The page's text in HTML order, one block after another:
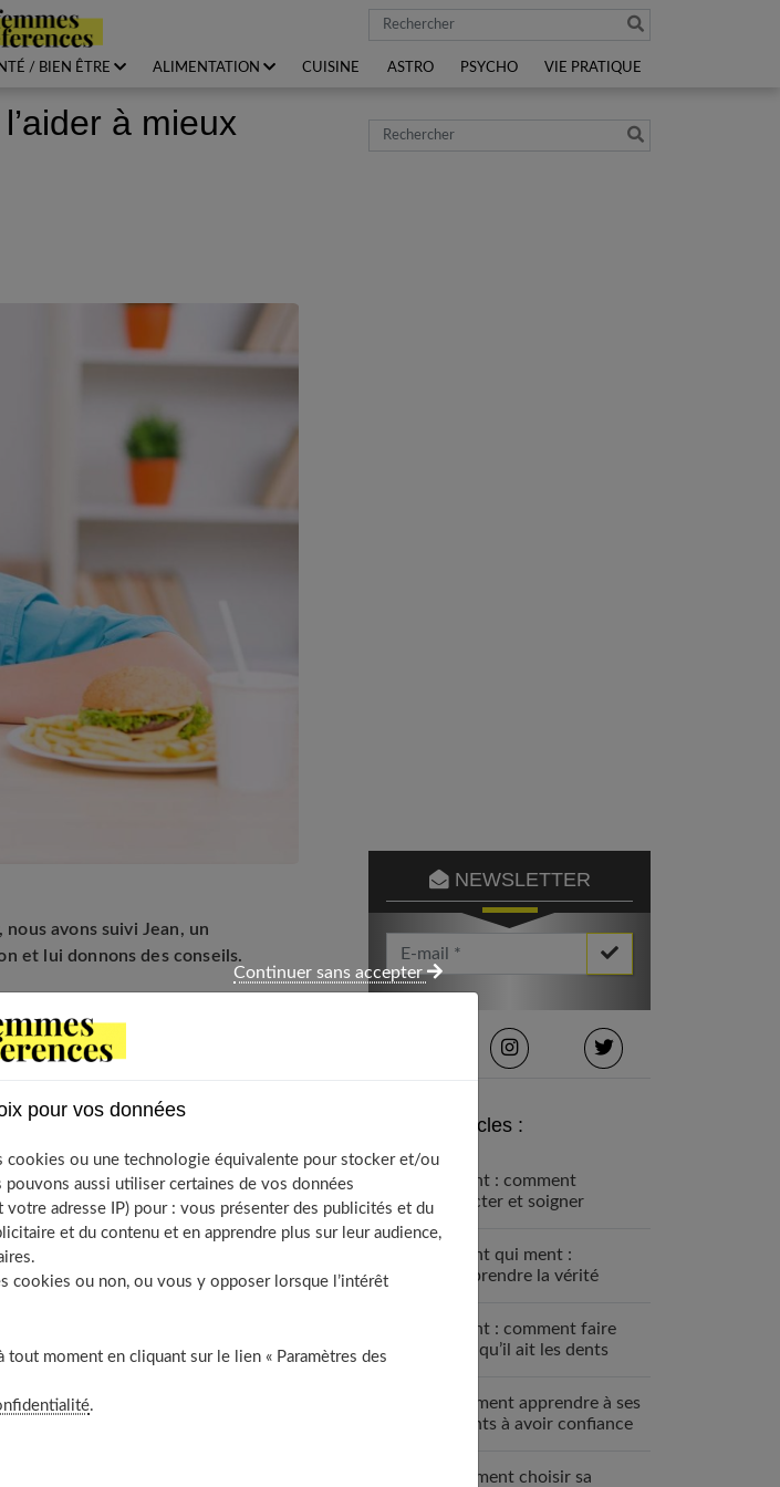
Rechercher
/ BIEN ÊTRE ALIMENTATION CUISINE ASTRO PSYCHO VIE PRATIQUE
à mieux
avons suivi Jean, un
et lui donnons des conseils.
et lui faire perdre du poids
Rechercher
NEWSLETTER
Votre Email *
Derniers articles :
Enfant : comment
détecter et soigner
Enfant qui ment :
comprendre la vérité
Enfant : comment faire
pour qu’il ait les dents
Comment apprendre à ses
enfants à avoir confiance
Comment choisir sa
pour vos données
cookies ou une technologie équivalente pour stocker et/ou
aussi utiliser certaines de vos données
adresse IP) pour : vous présenter des publicités et du
et du contenu et en apprendre plus sur leur audience,
cookies ou non, ou vous y opposer lorsque l’intérêt
moment en cliquant sur le lien « Paramètres des
.
Continuer sans accepter